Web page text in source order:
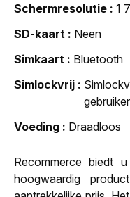
Schermresolutie
1
SD-kaart
Neen
Simkaart
Bluetooth
Simlockvrij
Voeding
Draadloos
Recommerce biedt
hoogwaardig